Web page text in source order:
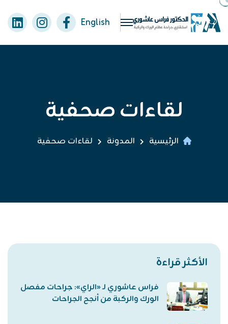
English
لقاءات صحفية
الرئيسية المدونة لقاءات صحفية
الأكثر قراءة
فراس عاشوري لـ «الراي»: جراحات مفصل
الورك والركبة من أنجح الجراحات